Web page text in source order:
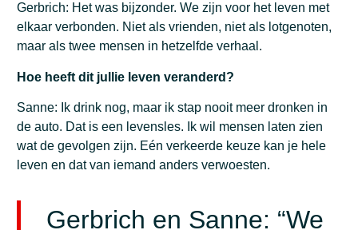
Gerbrich: Het was bijzonder. We zijn voor het leven met
elkaar verbonden. Niet als vrienden, niet als lotgenoten,
maar als twee mensen in hetzelfde verhaal.
Hoe heeft dit jullie leven veranderd?
Sanne: Ik drink nog, maar ik stap nooit meer dronken in
de auto. Dat is een levensles. Ik wil mensen laten zien
wat de gevolgen zijn. Eén verkeerde keuze kan je hele
leven en dat van iemand anders verwoesten.
Gerbrich en Sanne: “We